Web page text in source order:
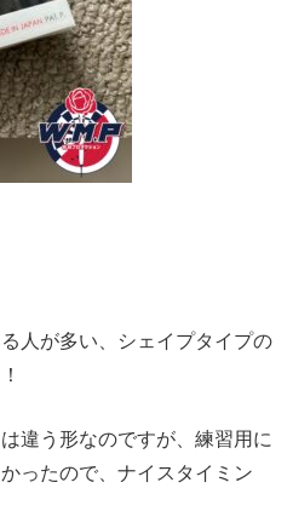
人が多い、シェイプタイプの
違う形なのですが、練習用に
ったので、ナイスタイミン